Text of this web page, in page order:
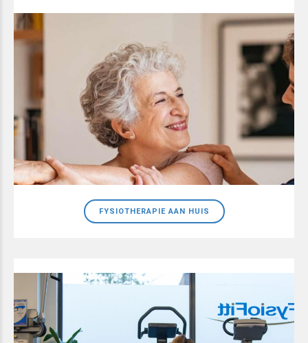
FYSIOTHERAPIE AAN HUIS